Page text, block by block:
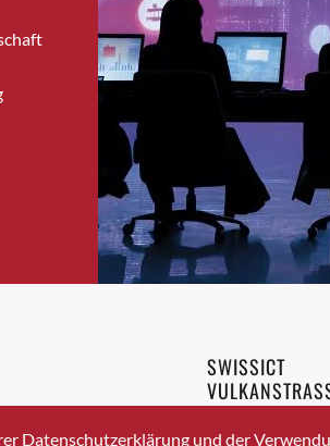
Brugg
Brugg AG
Burgdorf
Bäretswil
Bülach
Cazis
Crissier
Davos Platz
20
SWISSICT
8048 ZURICH
Datenschutzerklärung und der